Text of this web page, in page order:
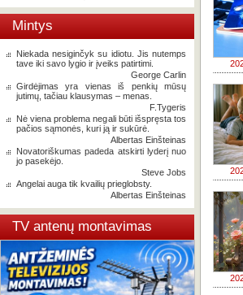
Mintys
Niekada nesiginčyk su idiotu. Jis nutemps
tave iki savo lygio ir įveiks patirtimi.
George Carlin
Girdėjimas yra vienas iš penkių mūsų
jutimų, tačiau klausymas – menas.
F.Tygeris
Nė viena problema negali būti išspręsta tos
pačios sąmonės, kuri ją ir sukūrė.
Albertas Einšteinas
Novatoriškumas padeda atskirti lyderį nuo
jo pasekėjo.
Steve Jobs
Angelai auga tik kvailių prieglobsty.
Albertas Einšteinas
TV antenų montavimas